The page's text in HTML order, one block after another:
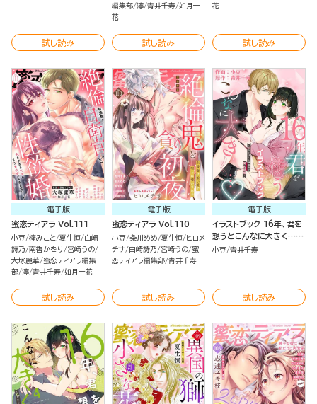
試し読み
編集部 濘 青井千寿 如月一
花
試し読み
花
試し読み
電子版
蜜恋ティアラ Vol.111
小豆 櫁みこと 夏生恒 白崎
詩乃 南香かをり
宮崎うの
大塚麗華 蜜恋ティアラ編集
部 濘 青井千寿 如月一花
試し読み
電子版
蜜恋ティアラ Vol.110
小豆 粂川めめ 夏生恒
ヒロメ
チサ
白崎詩乃 宮崎うの 蜜
恋ティアラ編集部 青井千寿
試し読み
電子版
イラストブック 16年、君を
想うとこんなに大きく…
～XLなエリート捜査官と契
小豆 青井千寿
試し読み